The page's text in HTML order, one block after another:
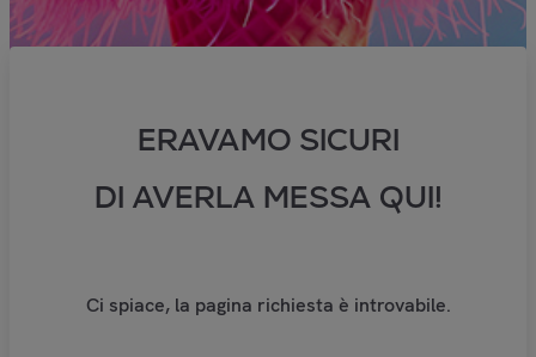
ERAVAMO SICURI
DI AVERLA MESSA QUI!
Ci spiace, la pagina richiesta è introvabile.